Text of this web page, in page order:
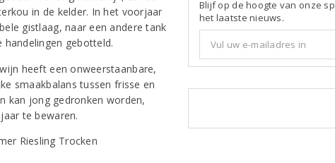
in de kelder. In het voorjaar
gistlaag, naar een andere tank
gebotteld.
heeft een onweerstaanbare,
smaakbalans tussen frisse en
kan jong gedronken worden,
te bewaren.
Blijf op de hoogte van onze
het laatste nieuws.